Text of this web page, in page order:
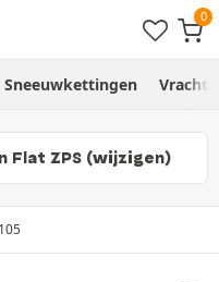
Sneeuwkettingen
Flat ZPS (wijzigen)